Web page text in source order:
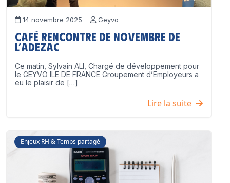
14 novembre 2025 Geyvo
Café Rencontre de Novembre de
l’ADEZAC
Ce matin, Sylvain ALI, Chargé de développement pour
le GEYVO ILE DE FRANCE Groupement d’Employeurs a
eu le plaisir de […]
Lire la suite
Enjeux RH & Temps partagé